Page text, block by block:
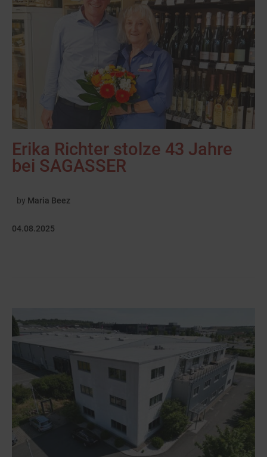
Erika Richter stolze 43 Jahre
bei SAGASSER
by Maria Beez
04.08.2025